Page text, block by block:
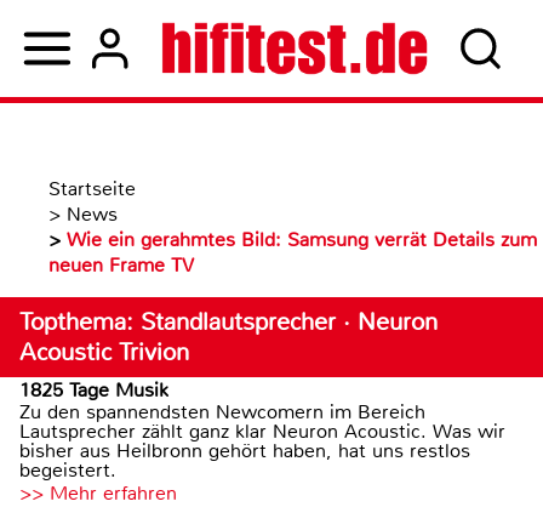
Startseite
> News
> Wie ein gerahmtes Bild: Samsung verrät Details zum
neuen Frame TV
Topthema: Standlautsprecher · Neuron
Acoustic Trivion
1825 Tage Musik
Zu den spannendsten Newcomern im Bereich
Lautsprecher zählt ganz klar Neuron Acoustic. Was wir
bisher aus Heilbronn gehört haben, hat uns restlos
begeistert.
>> Mehr erfahren